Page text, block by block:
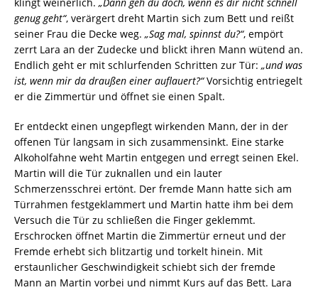
genug geht“, verärgert dreht Martin sich zum Bett und reißt
seiner Frau die Decke weg. „Sag mal, spinnst du?“, empört
zerrt Lara an der Zudecke und blickt ihren Mann wütend an.
Endlich geht er mit schlurfenden Schritten zur Tür: „und was
ist, wenn mir da draußen einer auflauert?“Vorsichtig entriegelt
er die Zimmertür und öffnet sie einen Spalt.
Er entdeckt einen ungepflegt wirkenden Mann, der in der
offenen Tür langsam in sich zusammensinkt. Eine starke
Alkoholfahne weht Martin entgegen und erregt seinen Ekel.
Martin will die Tür zuknallen und ein lauter
Schmerzensschrei ertönt. Der fremde Mann hatte sich am
Türrahmen festgeklammert und Martin hatte ihm bei dem
Versuch die Tür zu schließen die Finger geklemmt.
Erschrocken öffnet Martin die Zimmertür erneut und der
Fremde erhebt sich blitzartig und torkelt hinein. Mit
erstaunlicher Geschwindigkeit schiebt sich der fremde
Mann an Martin vorbei und nimmt Kurs auf das Bett. Lara